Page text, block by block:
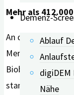
Demenz-
Ablauf
digiDEM
Nähe
Mehr als
An der Studie
Menschen teil,
Biobank, einer
stammten. Das